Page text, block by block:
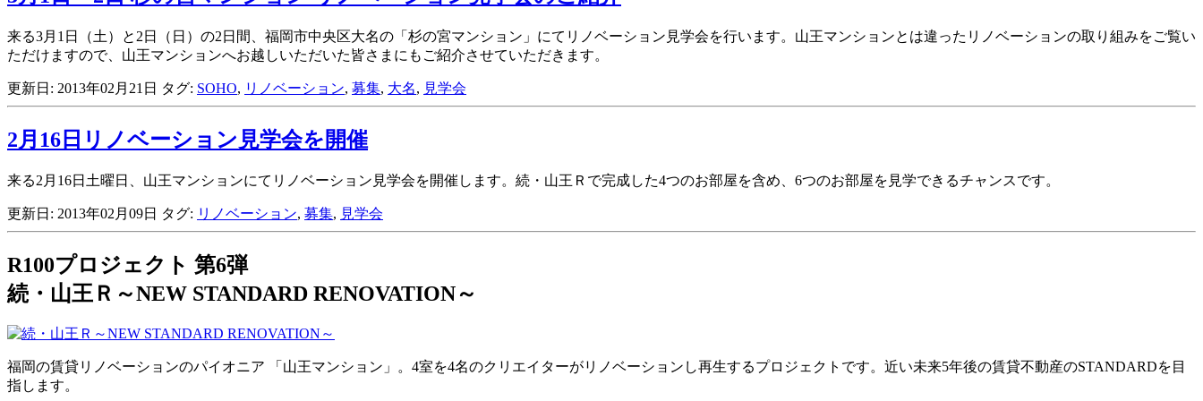
来る3月1日（土）と2日（日）の2日間、福岡市中央区大名の「杉の宮マンション」にてリノベーション見学会を行います。山王マンションとは違ったリノベーションの取り組みをご覧い
ただけますので、山王マンションへお越しいただいた皆さまにもご紹介させていただきます。
更新日: 2013年02月21日 タグ: SOHO, リノベーション, 募集, 大名, 見学会
2月16日リノベーション見学会を開催
来る2月16日土曜日、山王マンションにてリノベーション見学会を開催します。続・山王Ｒで完成した4つのお部屋を含め、6つのお部屋を見学できるチャンスです。
更新日: 2013年02月09日 タグ: リノベーション, 募集, 見学会
R100プロジェクト 第6弾
続・山王Ｒ～NEW STANDARD RENOVATION～
福岡の賃貸リノベーションのパイオニア 「山王マンション」。4室を4名のクリエイターがリノベーションし再生するプロジェクトです。近い未来5年後の賃貸不動産のSTANDARDを目
指します。